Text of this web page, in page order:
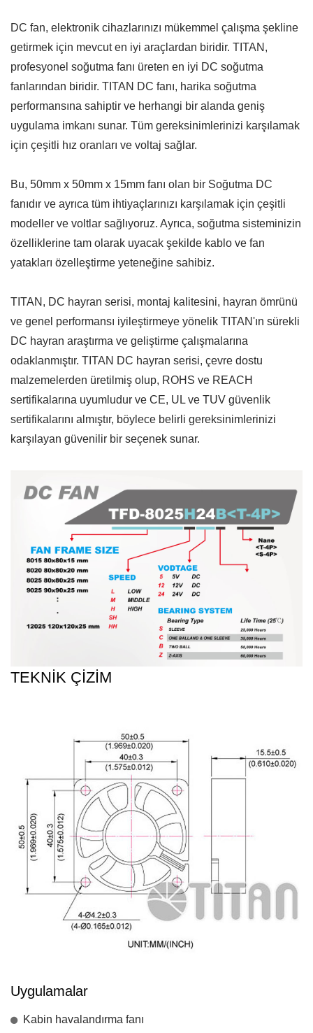
DC fan, elektronik cihazlarınızı mükemmel çalışma şekline
getirmek için mevcut en iyi araçlardan biridir. TITAN,
profesyonel soğutma fanı üreten en iyi DC soğutma
fanlarından biridir. TITAN DC fanı, harika soğutma
performansına sahiptir ve herhangi bir alanda geniş
uygulama imkanı sunar. Tüm gereksinimlerinizi karşılamak
için çeşitli hız oranları ve voltaj sağlar.
Bu, 50mm x 50mm x 15mm fanı olan bir Soğutma DC
fanıdır ve ayrıca tüm ihtiyaçlarınızı karşılamak için çeşitli
modeller ve voltlar sağlıyoruz. Ayrıca, soğutma sisteminizin
özelliklerine tam olarak uyacak şekilde kablo ve fan
yatakları özelleştirme yeteneğine sahibiz.
TITAN, DC hayran serisi, montaj kalitesini, hayran ömrünü
ve genel performansı iyileştirmeye yönelik TITAN'ın sürekli
DC hayran araştırma ve geliştirme çalışmalarına
odaklanmıştır. TITAN DC hayran serisi, çevre dostu
malzemelerden üretilmiş olup, ROHS ve REACH
sertifikalarına uyumludur ve CE, UL ve TUV güvenlik
sertifikalarını almıştır, böylece belirli gereksinimlerinizi
karşılayan güvenilir bir seçenek sunar.
TEKNİK ÇİZİM
Uygulamalar
Kabin havalandırma fanı